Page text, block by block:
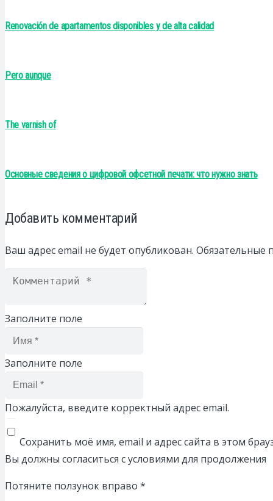
Renovación de apartamentos disponibles y de alta calidad
Pero aunque
The varnish of
Основные сведения о цифровой офсетной печати: что нужно знать
Добавить комментарий
Ваш адрес email не будет опубликован. Обязательные
Заполните поле
Заполните поле
Пожалуйста, введите корректный адрес email.
Сохранить моё имя, email и адрес сайта в этом
Вы должны согласиться с условиями для продолжения
Потяните ползунок вправо *